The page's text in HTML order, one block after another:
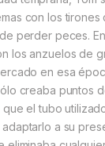
Krank ha tardado
de desarrollo
Tom Dove-
que nunca se
conseguido y el
pescadores de
Gray y Neil